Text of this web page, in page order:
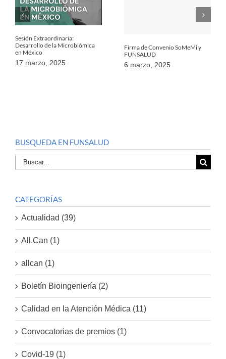
Sesión Extraordinaria:
Desarrollo de la Microbiómica
en México
17 marzo, 2025
Firma de Convenio SoMeMi y
FUNSALUD
6 marzo, 2025
BUSQUEDA EN FUNSALUD
Buscar
por:
CATEGORÍAS
Actualidad (39)
All.Can (1)
allcan (1)
Boletín Bioingeniería (2)
Calidad en la Atención Médica (11)
Convocatorias de premios (1)
Covid-19 (1)